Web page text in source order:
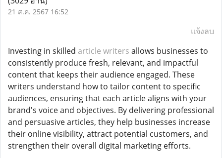
21 ส.ค. 2567 16:52
แจ้งลบ
Investing in skilled article writers allows businesses to
consistently produce fresh, relevant, and impactful
content that keeps their audience engaged. These
writers understand how to tailor content to specific
audiences, ensuring that each article aligns with your
brand's voice and objectives. By delivering professional
and persuasive articles, they help businesses increase
their online visibility, attract potential customers, and
strengthen their overall digital marketing efforts.